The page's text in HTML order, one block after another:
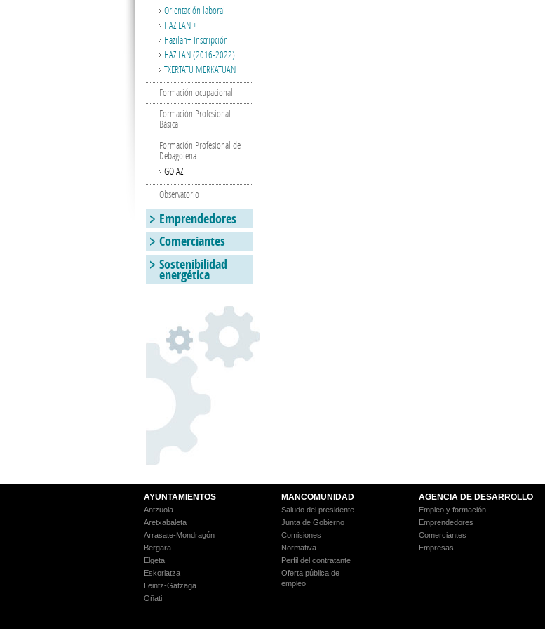
Orientación laboral
HAZILAN +
Hazilan+ Inscripción
HAZILAN (2016-2022)
TXERTATU MERKATUAN
Formación ocupacional
Formación Profesional
Básica
Formación Profesional de
Debagoiena
GOIAZ!
Observatorio
Emprendedores
Comerciantes
Sostenibilidad
energética
AYUNTAMIENTOS
Antzuola
Aretxabaleta
Arrasate-Mondragón
Bergara
Elgeta
Eskoriatza
Leintz-Gatzaga
Oñati
MANCOMUNIDAD
Saludo del presidente
Junta de Gobierno
Comisiones
Normativa
Perfil del contratante
Oferta pública de
empleo
AGENCIA DE DESARROLLO
Empleo y formación
Emprendedores
Comerciantes
Empresas